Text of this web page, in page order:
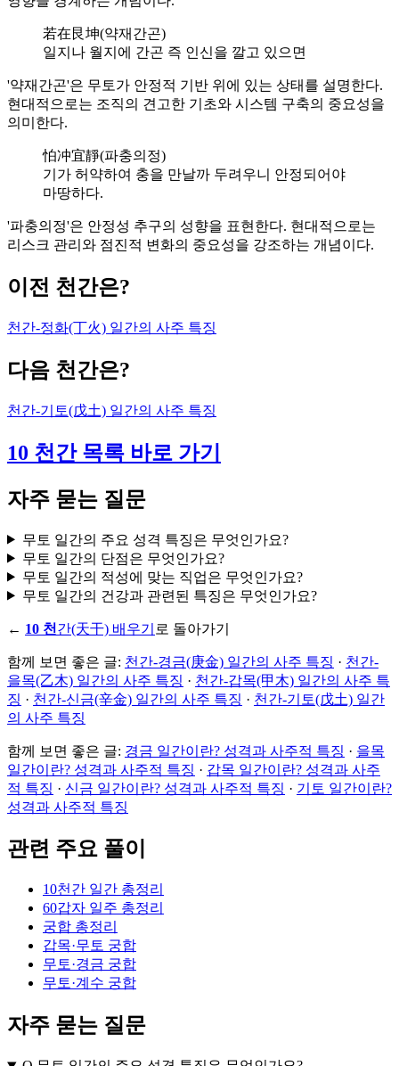
若在艮坤(약재간곤)
일지나 월지에 간곤 즉 인신을 깔고 있으면
'약재간곤'은 무토가 안정적 기반 위에 있는 상태를 설명한다.
현대적으로는 조직의 견고한 기초와 시스템 구축의 중요성을
의미한다.
怕冲宜靜(파충의정)
기가 허약하여 충을 만날까 두려우니 안정되어야
마땅하다.
'파충의정'은 안정성 추구의 성향을 표현한다. 현대적으로는
리스크 관리와 점진적 변화의 중요성을 강조하는 개념이다.
이전 천간은?
천간-정화(丁火) 일간의 사주 특징
다음 천간은?
천간-기토(戊土) 일간의 사주 특징
10 천간 목록 바로 가기
자주 묻는 질문
무토 일간의 주요 성격 특징은 무엇인가요?
무토 일간의 단점은 무엇인가요?
무토 일간의 적성에 맞는 직업은 무엇인가요?
무토 일간의 건강과 관련된 특징은 무엇인가요?
← 10 천 간(天干) 배우기 로 돌아가기
함께 보면 좋은 글: 천간-경금(庚金) 일간의 사주 특징 · 천간-
을목(乙木) 일간의 사주 특징 · 천간-갑목(甲木) 일간의 사주 특
징 · 천간-신금(辛金) 일간의 사주 특징 · 천간-기토(戊土) 일간
의 사주 특징
함께 보면 좋은 글: 경금 일간이란? 성격과 사주적 특징 · 을목
일간이란? 성격과 사주적 특징 · 갑목 일간이란? 성격과 사주
적 특징 · 신금 일간이란? 성격과 사주적 특징 · 기토 일간이란?
성격과 사주적 특징
관련 주요 풀이
10천간 일간 총정리
60갑자 일주 총정리
궁합 총정리
갑목·무토 궁합
무토·경금 궁합
무토·계수 궁합
자주 묻는 질문